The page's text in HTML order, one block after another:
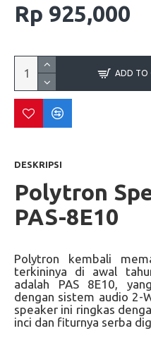
Rp 925,000
ADD TO
DESKRIPSI
Polytron
PAS-8E10
Polytron kembali
terkininya di awal
adalah PAS 8E10,
dengan sistem audio 2-
speaker ini ringkas
inci dan fiturnya serba